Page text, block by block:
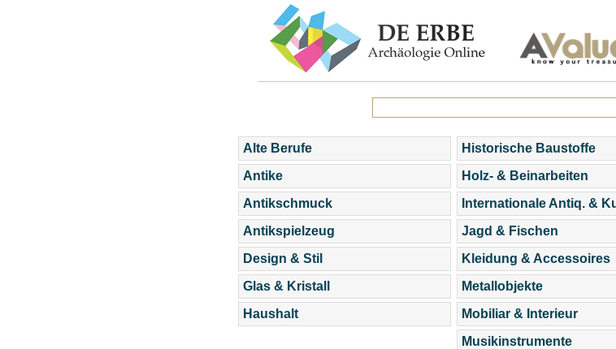
Alte Berufe
Antike
Antikschmuck
Antikspielzeug
Design & Stil
Glas & Kristall
Haushalt
Historische Baustoffe
Holz- & Beinarbeiten
Internationale Antiq. &
Jagd & Fischen
Kleidung & Accessoires
Metallobjekte
Mobiliar & Interieur
Musikinstrumente